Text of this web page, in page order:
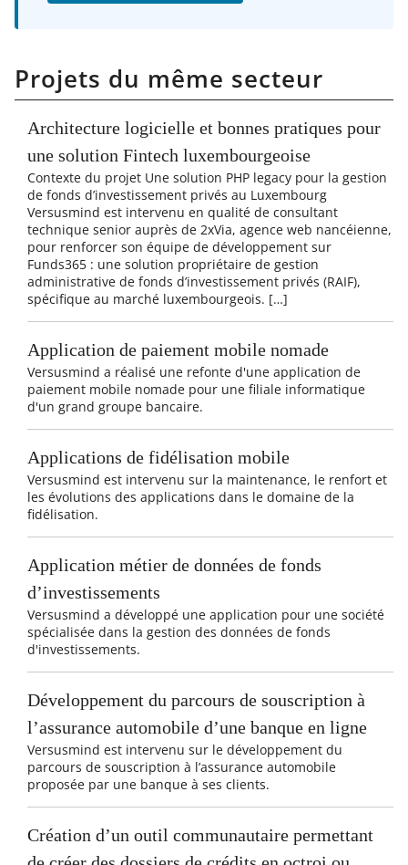
Projets du même secteur
Architecture logicielle et bonnes pratiques pour
une solution Fintech luxembourgeoise
Contexte du projet Une solution PHP legacy pour la gestion
de fonds d’investissement privés au Luxembourg
Versusmind est intervenu en qualité de consultant
technique senior auprès de 2xVia, agence web nancéienne,
pour renforcer son équipe de développement sur
Funds365 : une solution propriétaire de gestion
administrative de fonds d’investissement privés (RAIF),
spécifique au marché luxembourgeois. […]
Application de paiement mobile nomade
Versusmind a réalisé une refonte d'une application de
paiement mobile nomade pour une filiale informatique
d'un grand groupe bancaire.
Applications de fidélisation mobile
Versusmind est intervenu sur la maintenance, le renfort et
les évolutions des applications dans le domaine de la
fidélisation.
Application métier de données de fonds
d’investissements
Versusmind a développé une application pour une société
spécialisée dans la gestion des données de fonds
d'investissements.
Développement du parcours de souscription à
l’assurance automobile d’une banque en ligne
Versusmind est intervenu sur le développement du
parcours de souscription à l’assurance automobile
proposée par une banque à ses clients.
Création d’un outil communautaire permettant